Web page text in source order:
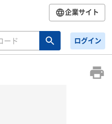
企業サイト
ログイン